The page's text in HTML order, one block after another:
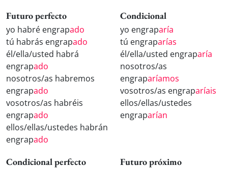
Futuro perfecto
yo habré engrapado
tú habrás engrapado
él/ella/usted habrá
engrapado
nosotros/as habremos
engrapado
vosotros/as habréis
engrapado
ellos/ellas/ustedes habrán
engrapado
Condicional
yo engraparía
tú engraparías
él/ella/usted engraparía
nosotros/as
engraparíamos
vosotros/as engraparíais
ellos/ellas/ustedes
engraparían
Condicional perfecto Futuro próximo